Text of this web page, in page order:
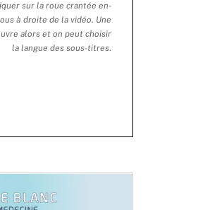
sur la roue crantée en-
à droite de la vidéo. Une
alors et on peut choisir
la langue des sous-titres.